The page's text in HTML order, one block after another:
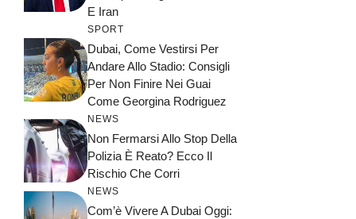
E Iran
SPORT
Dubai, Come Vestirsi Per
Andare Allo Stadio: Consigli
Per Non Finire Nei Guai
Come Georgina Rodriguez
NEWS
Non Fermarsi Allo Stop Della
Polizia È Reato? Ecco Il
Rischio Che Corri
NEWS
Com’è Vivere A Dubai Oggi: